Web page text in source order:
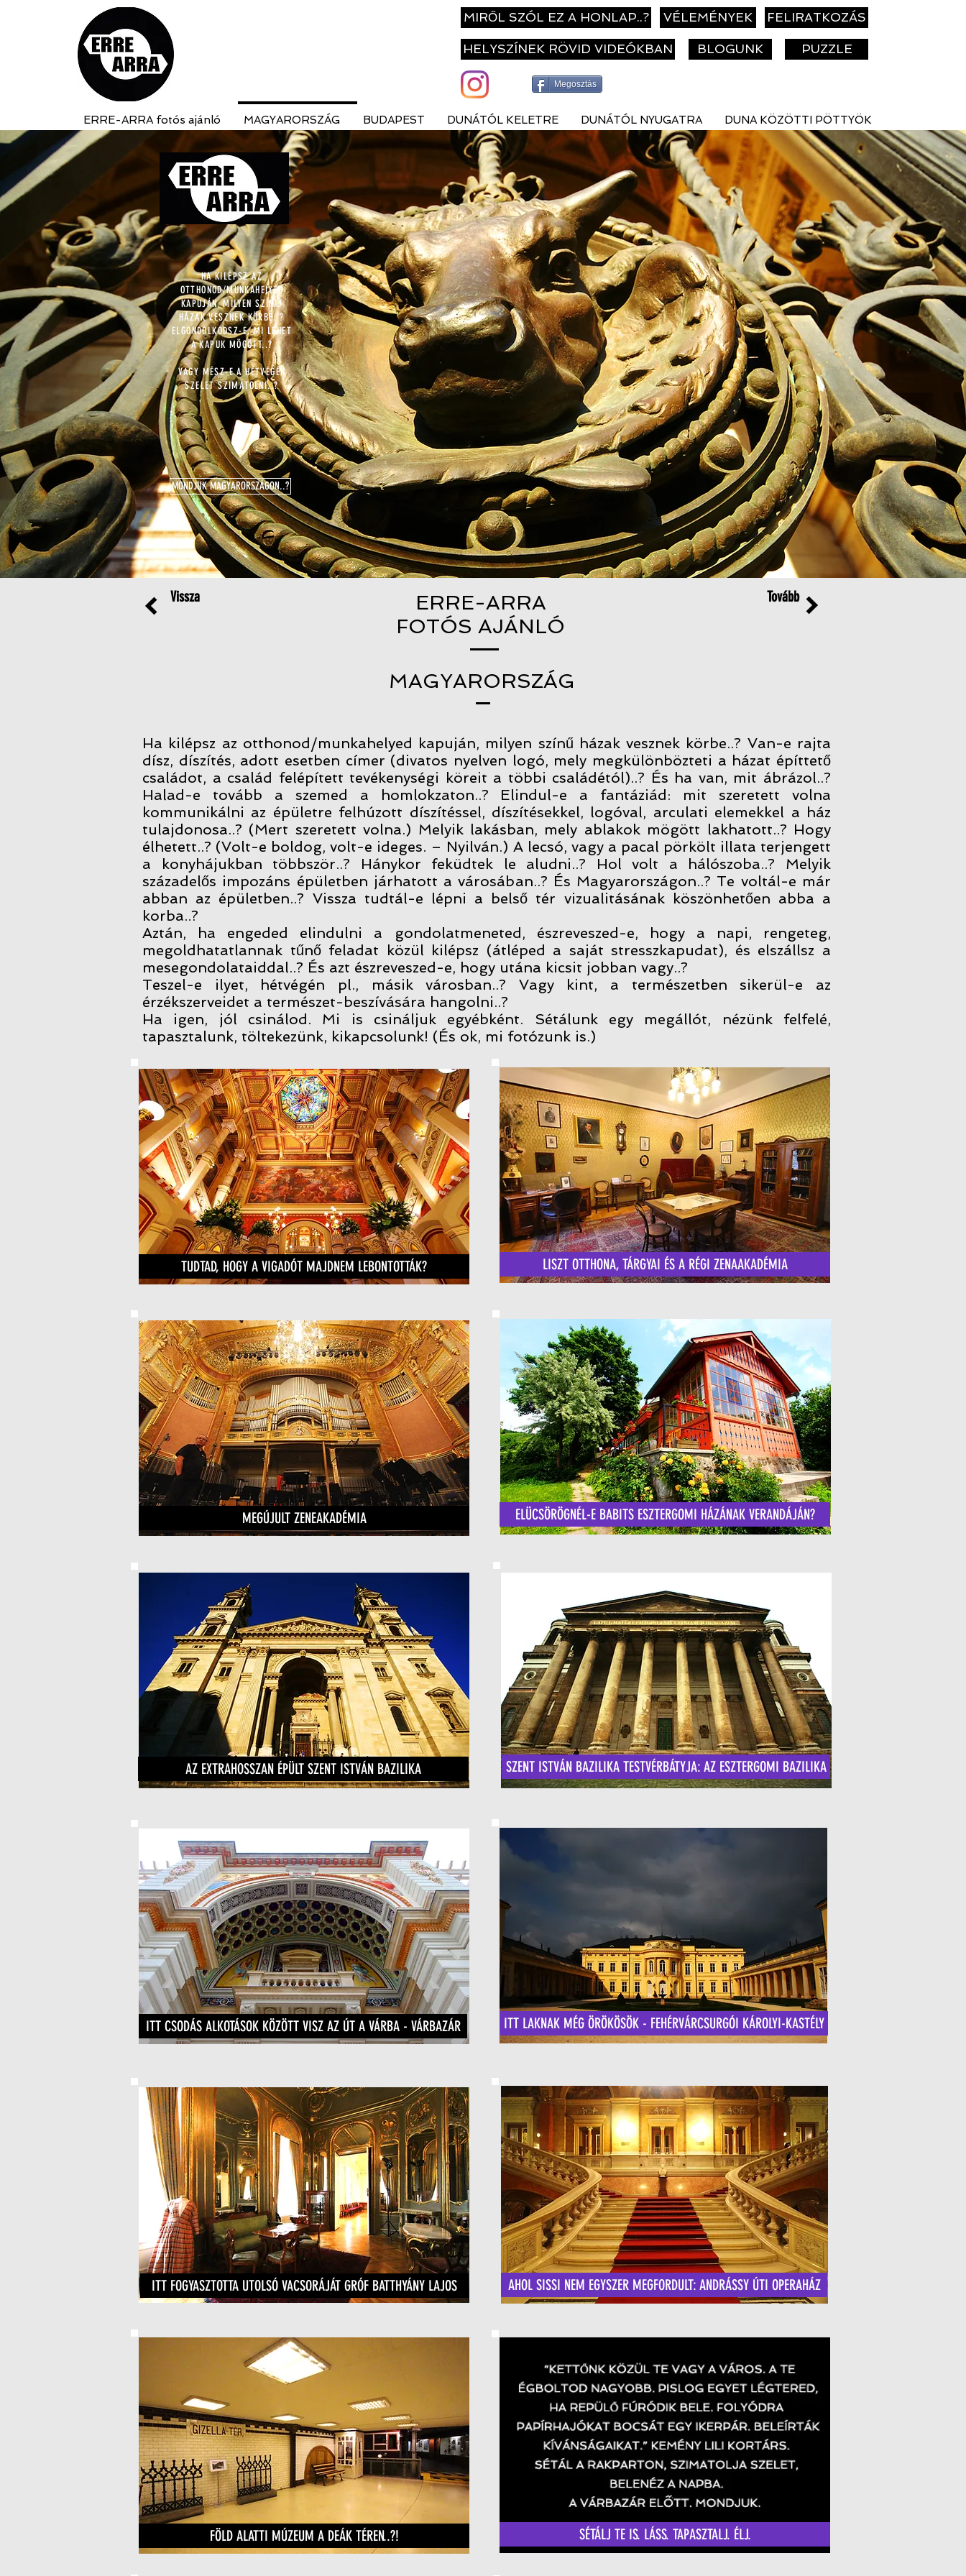
MIRŐL SZÓL EZ A HONLAP..? VÉLEMÉNYEK FELIRATKOZÁS
HELYSZÍNEK RÖVID VIDEÓKBAN BLOGUNK PUZZLE
Megosztás
ERRE-ARRA fotós ajánló MAGYARORSZÁG BUDAPEST DUNÁTÓL KELETRE DUNÁTÓL NYUGATRA DUNA KÖZÖTTI PÖTTYÖK
HA KILÉPSZ AZ
OTTHONOD/MUNKAHELYED
KAPUJÁN, MILYEN SZÍNŰ
HÁZAK VESZNEK KÖRBE..?
ELGONDOLKODSZ-E, MI LEHET
A KAPUK MÖGÖTT..?
VAGY MÉSZ-E A HÉTVÉGÉN
SZELET SZIMATOLNI..?
MONDJUK MAGYARORSZÁGON..?
Vissza
ERRE-ARRA
FOTÓS AJÁNLÓ
Tovább
MAGYARORSZÁG
Ha kilépsz az otthonod/munkahelyed kapuján, milyen színű házak vesznek körbe..? Van-e rajta
dísz, díszítés, adott esetben címer (divatos nyelven logó, mely megkülönbözteti a házat építtető
családot, a család felépített tevékenységi köreit a többi családétól)..? És ha van, mit ábrázol..?
Halad-e tovább a szemed a homlokzaton..? Elindul-e a fantáziád: mit szeretett volna
kommunikálni az épületre felhúzott díszítéssel, díszítésekkel, logóval, arculati elemekkel a ház
tulajdonosa..? (Mert szeretett volna.) Melyik lakásban, mely ablakok mögött lakhatott..? Hogy
élhetett..? (Volt-e boldog, volt-e ideges. – Nyilván.) A lecsó, vagy a pacal pörkölt illata terjengett
a konyhájukban többször..? Hánykor feküdtek le aludni..? Hol volt a hálószoba..? Melyik
századelős impozáns épületben járhatott a városában..? És Magyarországon..? Te voltál-e már
abban az épületben..? Vissza tudtál-e lépni a belső tér vizualitásának köszönhetően abba a
korba..?
Aztán, ha engeded elindulni a gondolatmeneted, észreveszed-e, hogy a napi, rengeteg,
megoldhatatlannak tűnő feladat közül kilépsz (átléped a saját stresszkapudat), és elszállsz a
mesegondolataiddal..? És azt észreveszed-e, hogy utána kicsit jobban vagy..?
Teszel-e ilyet, hétvégén pl., másik városban..? Vagy kint, a természetben sikerül-e az
érzékszerveidet a természet-beszívására hangolni..?
Ha igen, jól csinálod. Mi is csináljuk egyébként. Sétálunk egy megállót, nézünk felfelé,
tapasztalunk, töltekezünk, kikapcsolunk! (És ok, mi fotózunk is.)
TUDTAD, HOGY A VIGADÓT MAJDNEM LEBONTOTTÁK? LISZT OTTHONA, TÁRGYAI ÉS A RÉGI ZENAAKADÉMIA
MEGÚJULT ZENEAKADÉMIA ELÜCSÖRÖGNÉL-E BABITS ESZTERGOMI HÁZÁNAK VERANDÁJÁN?
AZ EXTRAHOSSZAN ÉPÜLT SZENT ISTVÁN BAZILIKA SZENT ISTVÁN BAZILIKA TESTVÉRBÁTYJA: AZ ESZTERGOMI BAZILIKA
ITT CSODÁS ALKOTÁSOK KÖZÖTT VISZ AZ ÚT A VÁRBA - VÁRBAZÁR ITT LAKNAK MÉG ÖRÖKÖSÖK - FEHÉRVÁRCSURGÓI KÁROLYI-KASTÉLY
ITT FOGYASZTOTTA UTOLSÓ VACSORÁJÁT GRÓF BATTHYÁNY LAJOS AHOL SISSI NEM EGYSZER MEGFORDULT: ANDRÁSSY ÚTI OPERAHÁZ
FÖLD ALATTI MÚZEUM A DEÁK TÉREN..?! SÉTÁLJ TE IS. LÁSS. TAPASZTALJ. ÉLJ.